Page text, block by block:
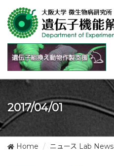
2017/04/01
Home ニュース Lab News